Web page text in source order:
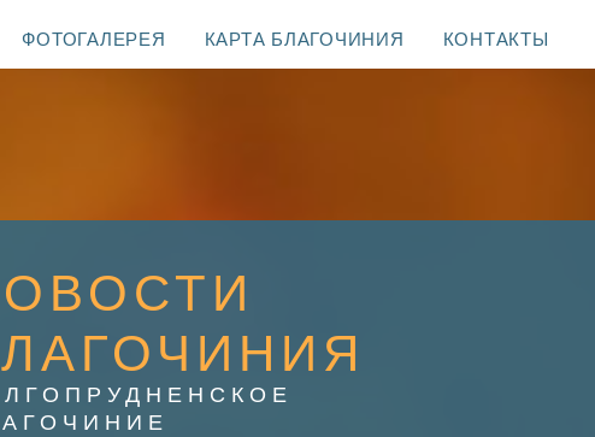
ФОТОГАЛЕРЕЯ КАРТА БЛАГОЧИНИЯ КОНТАКТЫ